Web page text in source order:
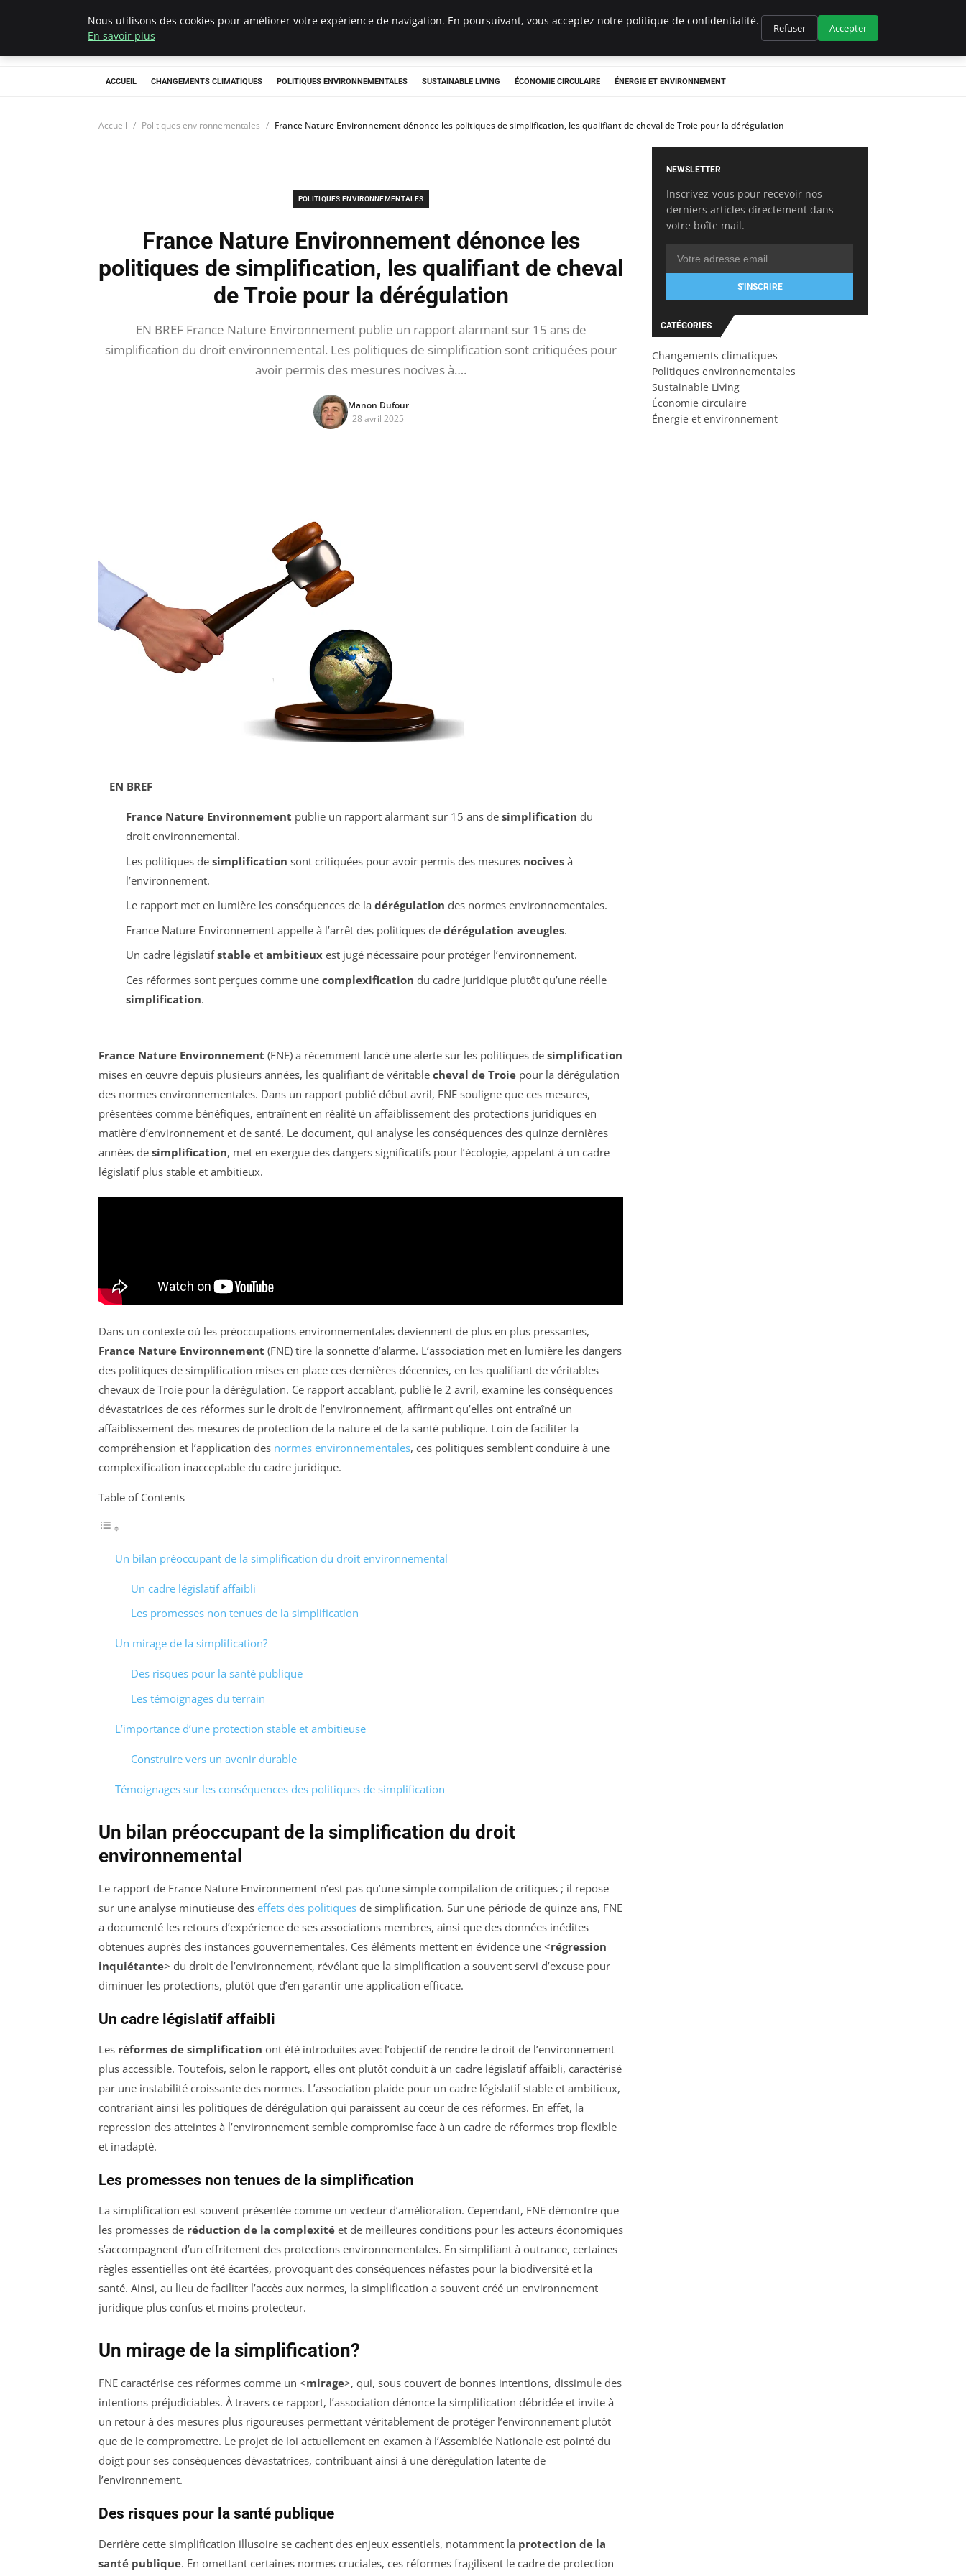
Climategatecountryclub.com
ACCUEIL CHANGEMENTS CLIMATIQUES POLITIQUES ENVIRONNEMENTALES SUSTAINABLE LIVING ÉCONOMIE CIRCULAIRE ÉNERGIE ET ENVIRONNEMENT
Accueil Politiques environnementales France Nature Environnement dénonce les politiques de simplification, les qualifiant de cheval de Troie pour la dérégulation
POLITIQUES ENVIRONNEMENTALES
France Nature Environnement dénonce les
politiques de simplification, les qualifiant de cheval
de Troie pour la dérégulation
EN BREF France Nature Environnement publie un rapport alarmant sur 15 ans de
simplification du droit environnemental. Les politiques de simplification sont critiquées pour
avoir permis des mesures nocives à….
Manon Dufour
28 avril 2025
EN BREF
France Nature Environnement publie un rapport alarmant sur 15 ans de simplification du
droit environnemental.
Les politiques de simplification sont critiquées pour avoir permis des mesures nocivesà
l’environnement.
Le rapport met en lumière les conséquences de la dérégulation des normes environnementales.
France Nature Environnement appelle à l’arrêt des politiques de dérégulation aveugles.
Un cadre législatifstableet ambitieuxest jugé nécessaire pour protéger l’environnement.
Ces réformes sont perçues comme une complexification du cadre juridique plutôt qu’une réelle
simplification.
France Nature Environnement (FNE) a récemment lancé une alerte sur les politiques de simplification
mises en œuvre depuis plusieurs années, les qualifiant de véritable cheval de Troie pour la dérégulation
des normes environnementales. Dans un rapport publié début avril, FNE souligne que ces mesures,
présentées comme bénéfiques, entraînent en réalité un affaiblissement des protections juridiques en
matière d’environnement et de santé. Le document, qui analyse les conséquences des quinze dernières
années de simplification, met en exergue des dangers significatifs pour l’écologie, appelant à un cadre
législatif plus stable et ambitieux.
Dans un contexte où les préoccupations environnementales deviennent de plus en plus pressantes,
France Nature Environnement (FNE) tire la sonnette d’alarme. L’association met en lumière les dangers
des politiques de simplification mises en place ces dernières décennies, en les qualifiant de véritables
chevaux de Troie pour la dérégulation. Ce rapport accablant, publié le 2 avril, examine les conséquences
dévastatrices de ces réformes sur le droit de l’environnement, affirmant qu’elles ont entraîné un
affaiblissement des mesures de protection de la nature et de la santé publique. Loin de faciliter la
compréhension et l’application des normes environnementales, ces politiques semblent conduire à une
complexification inacceptable du cadre juridique.
Table of Contents
Un bilan préoccupant de la simplification du droit environnemental
Un cadre législatif affaibli
Les promesses non tenues de la simplification
Un mirage de la simplification?
Des risques pour la santé publique
Les témoignages du terrain
L’importance d’une protection stable et ambitieuse
Construire vers un avenir durable
Témoignages sur les conséquences des politiques de simplification
Un bilan préoccupant de la simplification du droit
environnemental
Le rapport de France Nature Environnement n’est pas qu’une simple compilation de critiques ; il repose
sur une analyse minutieuse des effets des politiques de simplification. Sur une période de quinze ans, FNE
a documenté les retours d’expérience de ses associations membres, ainsi que des données inédites
obtenues auprès des instances gouvernementales. Ces éléments mettent en évidence une <régression
inquiétante> du droit de l’environnement, révélant que la simplification a souvent servi d’excuse pour
diminuer les protections, plutôt que d’en garantir une application efficace.
Un cadre législatif affaibli
Les réformes de simplification ont été introduites avec l’objectif de rendre le droit de l’environnement
plus accessible. Toutefois, selon le rapport, elles ont plutôt conduit à un cadre législatif affaibli, caractérisé
par une instabilité croissante des normes. L’association plaide pour un cadre législatif stable et ambitieux,
contrariant ainsi les politiques de dérégulation qui paraissent au cœur de ces réformes. En effet, la
repression des atteintes à l’environnement semble compromise face à un cadre de réformes trop flexible
et inadapté.
Les promesses non tenues de la simplification
La simplification est souvent présentée comme un vecteur d’amélioration. Cependant, FNE démontre que
les promesses de réduction de la complexité et de meilleures conditions pour les acteurs économiques
s’accompagnent d’un effritement des protections environnementales. En simplifiant à outrance, certaines
règles essentielles ont été écartées, provoquant des conséquences néfastes pour la biodiversité et la
santé. Ainsi, au lieu de faciliter l’accès aux normes, la simplification a souvent créé un environnement
juridique plus confus et moins protecteur.
Un mirage de la simplification?
FNE caractérise ces réformes comme un <mirage>, qui, sous couvert de bonnes intentions, dissimule des
intentions préjudiciables. À travers ce rapport, l’association dénonce la simplification débridée et invite à
un retour à des mesures plus rigoureuses permettant véritablement de protéger l’environnement plutôt
que de le compromettre. Le projet de loi actuellement en examen à l’Assemblée Nationale est pointé du
doigt pour ses conséquences dévastatrices, contribuant ainsi à une dérégulation latente de
l’environnement.
Des risques pour la santé publique
Derrière cette simplification illusoire se cachent des enjeux essentiels, notamment la protection de la
santé publique. En omettant certaines normes cruciales, ces réformes fragilisent le cadre de protection
NEWSLETTER
Inscrivez-vous pour recevoir nos
derniers articles directement dans
votre boîte mail.
S'INSCRIRE
CATÉGORIES
Changements climatiques
Politiques environnementales
Sustainable Living
Économie circulaire
Énergie et environnement
Nous utilisons des cookies pour améliorer votre expérience de navigation. En poursuivant, vous acceptez notre politique de confidentialité.
En savoir plus
Refuser Accepter